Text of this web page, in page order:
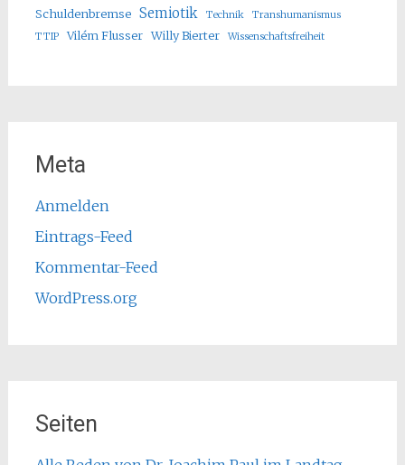
Schuldenbremse Semiotik Technik
Transhumanismus
TTIP
Vilém Flusser Willy Bierter Wissenschaftsfreiheit
Meta
Anmelden
Eintrags-Feed
Kommentar-Feed
WordPress.org
Seiten